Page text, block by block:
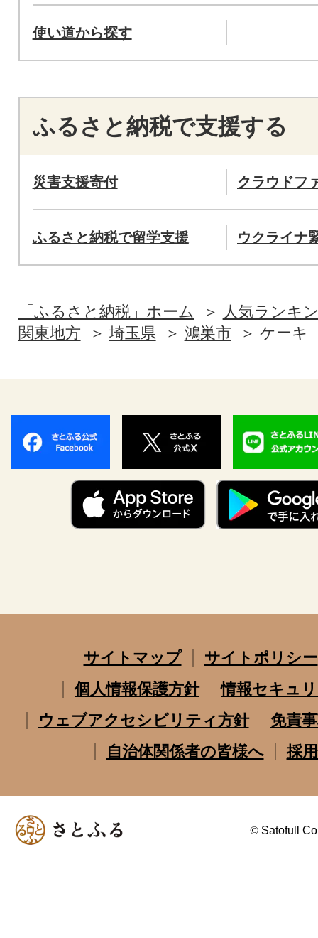
使い道から探す
ふるさと納税で支援する
災害支援寄付 クラウドフ
ふるさと納税で留学支援 ウクライナ
「ふるさと納税」ホーム
人気ランキ
関東地方
埼玉県 鴻巣市 ケーキ
サイトマップ
サイトポリシー
個人情報保護方針
情報セキュ
ウェブアクセシビリティ方針
免責
自治体関係者の皆様へ
採
© Satofull